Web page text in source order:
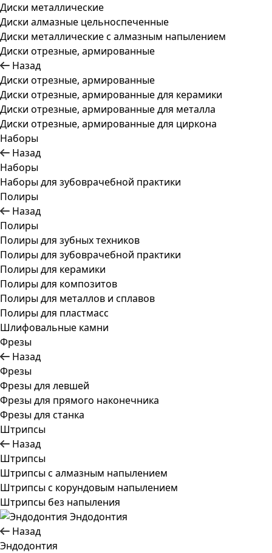
Диски металлические
Диски алмазные цельноспеченные
Диски металлические с алмазным напылением
Диски отрезные, армированные
Назад
Диски отрезные, армированные
Диски отрезные, армированные для керамики
Диски отрезные, армированные для металла
Диски отрезные, армированные для циркона
Наборы
Назад
Наборы
Наборы для зубоврачебной практики
Полиры
Назад
Полиры
Полиры для зубных техников
Полиры для зубоврачебной практики
Полиры для керамики
Полиры для композитов
Полиры для металлов и сплавов
Полиры для пластмасс
Шлифовальные камни
Фрезы
Назад
Фрезы
Фрезы для левшей
Фрезы для прямого наконечника
Фрезы для станка
Штрипсы
Назад
Штрипсы
Штрипсы c алмазным напылением
Штрипсы c корундовым напылением
Штрипсы без напыления
Эндодонтия
Назад
Эндодонтия